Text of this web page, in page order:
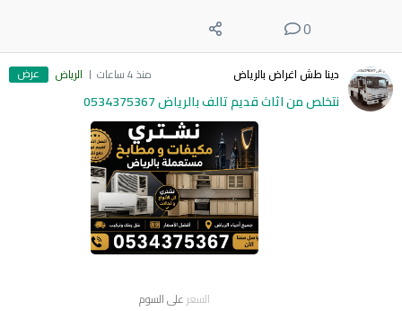
0
دينا طش اغراض بالرياض منذ 4 ساعات الرياض عرض
نتخلص من اثاث قديم تالف بالرياض 0534375367
السعر على السوم